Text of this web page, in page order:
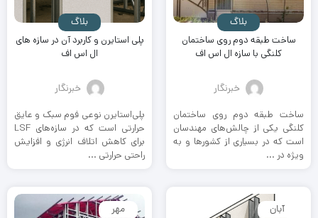
بلاگ
ساخت طبقه دوم روی ساختمان
کلنگی با سازه ال اس اف
خبرنگار
ساخت طبقه دوم روی ساختمان‌
کلنگی یکی از چالش‌های مهندسان
است که در بسیاری از کشورها و به
ویژه در ...
بلاگ
پلی استایرن و کاربرد آن در سازه های
ال اس اف
خبرنگار
پلی‌استایرن نوعی فوم سبک و عایق
حرارتی است که در سازه‌های LSF
برای کاهش اتلاف انرژی و افزایش
راحتی حرارتی ...
آبان مهر